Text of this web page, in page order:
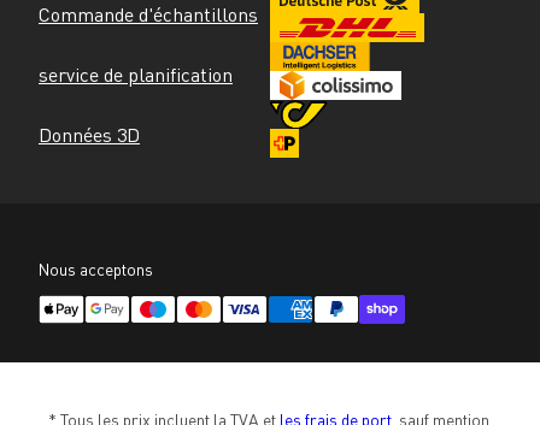
Commande d'échantillons
service de planification
Données 3D
Nous acceptons
* Tous les prix incluent la TVA et les frais de port, sauf mention